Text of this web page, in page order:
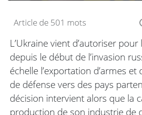
Article de 501 mots
L’Ukraine vient d’autoriser
depuis le début de l’invasion
échelle l’exportation d’armes
de défense vers des pays
décision intervient alors que la
production de son industrie de